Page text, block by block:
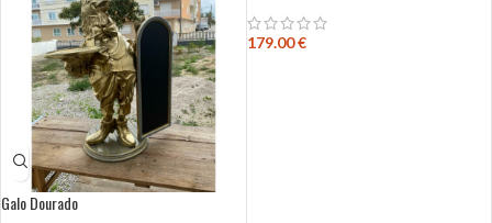
Galo Dourado
179.00€